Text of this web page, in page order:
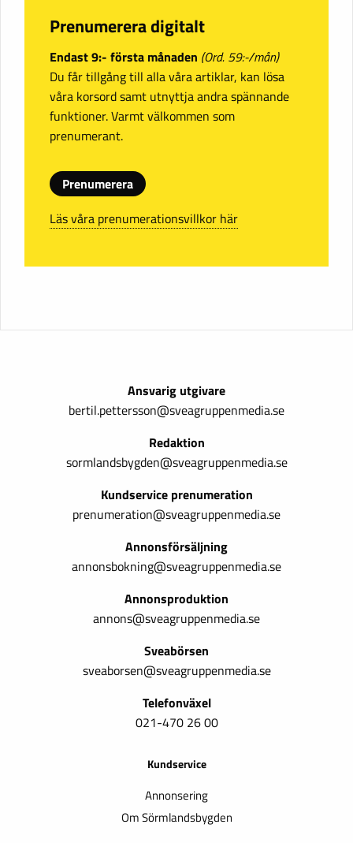
Prenumerera digitalt
Endast 9:- första månaden (Ord. 59:-/mån)
Du får tillgång till alla våra artiklar, kan lösa
våra korsord samt utnyttja andra spännande
funktioner. Varmt välkommen som
prenumerant.
Prenumerera
Läs våra prenumerationsvillkor här
Ansvarig utgivare
bertil.pettersson@sveagruppenmedia.se
Redaktion
sormlandsbygden@sveagruppenmedia.se
Kundservice prenumeration
prenumeration@sveagruppenmedia.se
Annonsförsäljning
annonsbokning@sveagruppenmedia.se
Annonsproduktion
annons@sveagruppenmedia.se
Sveabörsen
sveaborsen@sveagruppenmedia.se
Telefonväxel
021-470 26 00
Kundservice
Annonsering
Om Sörmlandsbygden